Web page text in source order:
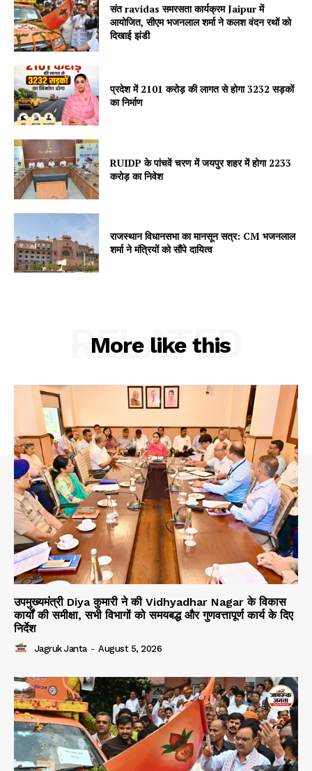
Jagruk Janta
Vishwasniya Hindi Akhbaar
SUBSCRIBE NOW
My account
संत ravidas समरसता कार्यक्रम Jaipur में
आयोजित, सीएम भजनलाल शर्मा ने कलश वंदन रथों को
दिखाई झंडी
प्रदेश में 2101 करोड़ की लागत से होगा 3232 सड़कों
का निर्माण
RUIDP के पांचवें चरण में जयपुर शहर में होगा 2233
करोड़ का निवेश
राजस्थान विधानसभा का मानसून सत्र: CM भजनलाल
शर्मा ने मंत्रियों को सौंपे दायित्व
More like this
RELATED
उपमुख्यमंत्री Diya कुमारी ने की Vidhyadhar Nagar के विकास
कार्यों की समीक्षा, सभी विभागों को समयबद्ध और गुणवत्तापूर्ण कार्य के दिए
निर्देश
Jagruk Janta - August 5, 2026